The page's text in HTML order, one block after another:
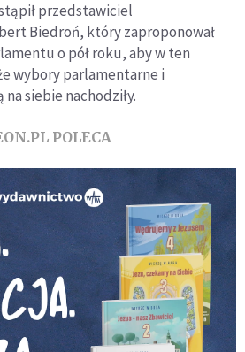
przedstawiciel
Biedroń, który zaproponował
o pół roku, aby w ten
wybory parlamentarne i
siebie nachodziły.
POLECA